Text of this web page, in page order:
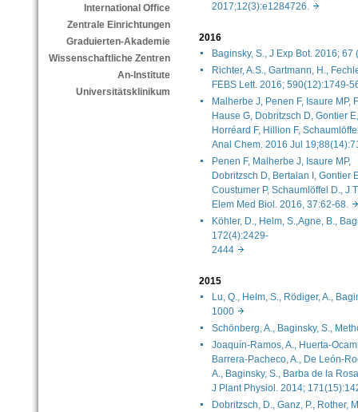
International Office
Zentrale Einrichtungen
Graduierten-Akademie
Wissenschaftliche Zentren
An-Institute
Universitätsklinikum
2017;12(3):e1284726.
2016
Baginsky, S., J Exp Bot. 2016;
Richter, A.S., Gartmann, H.,
FEBS Lett. 2016;
Malherbe J, Penen F, Isaure MP,
Hause G, Dobritzsch D, Gontier E,
Horréard F, Hillion F,
Anal Chem. 2016 Jul
Penen F, Malherbe J, Isaure MP,
Dobritzsch D, Bertalan I, Gontier
Coustumer P, Schaumlöffel D., J
Elem Med Biol. 2016, 37:62-68.
Köhler, D., Helm, S.,Agne, B.,
172(4):2429-
2444
2015
Lu, Q., Helm, S., Rödiger, A.,
1000
Schönberg, A., Baginsky, S.,
Joaquín-Ramos, A., Huerta-
Barrera-Pacheco, A., De León-
A., Baginsky, S., Barba de la
J Plant Physiol. 2014;
Dobritzsch, D., Ganz, P., Rother,